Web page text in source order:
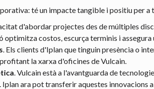
té un impacte tangible i positiu per
d'abordar projectes des de múltiples
costos, escurça terminis i
. Els clients d'Iplan que tinguin presència o
la xarxa d'oficines de Vulcain.
. Vulcain està a l'avantguarda de
ara pot transferir aquestes innovacions